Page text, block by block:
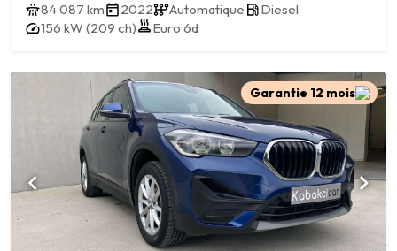
84 087 km 2022 Automatique
Diesel
156 kW (209 ch)
Euro 6d
Garantie 12 mois